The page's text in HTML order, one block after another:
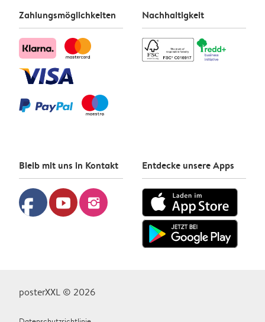
Zahlungsmöglichkeiten Nachhaltigkeit
Bleib mit uns in Kontakt
facebook youtube instagram
Entdecke unsere Apps
posterXXL © 2026